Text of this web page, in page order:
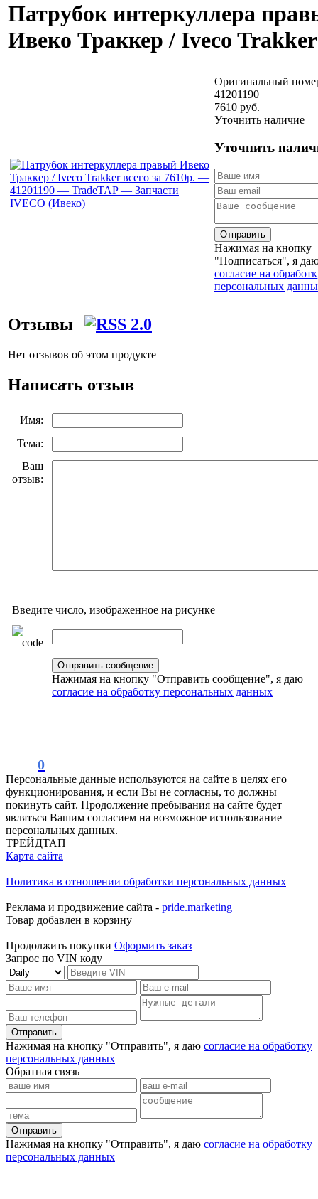
Патрубок интеркуллера
Ивеко Траккер / Iveco Trakker
Оригинальный
41201190
7610 руб.
Уточнить наличие
Уточнить
Отправить
Нажимая на кнопку
"Подписаться", я
согласие на
персональных
Отзывы
Нет отзывов об этом продукте
Написать отзыв
Имя:
Тема:
Ваш
отзыв:
Введите число, изображенное на рисунке
Нажимая на кнопку "Отправить сообщение", я даю
согласие на обработку персональных данных
0
Персональные данные используются на сайте в целях его
функционирования, и если Вы не согласны, то должны
покинуть сайт. Продолжение пребывания на сайте будет
являться Вашим согласием на возможное использование
персональных данных.
ТРЕЙДТАП
Карта сайта
Политика в отношении обработки персональных данных
Реклама и продвижение сайта - pride.marketing
Товар добавлен в корзину
Продолжить покупки Оформить заказ
Запрос по VIN коду
Отправить
Нажимая на кнопку "Отправить", я даю согласие на обработку
персональных данных
Обратная связь
Отправить
Нажимая на кнопку "Отправить", я даю согласие на обработку
персональных данных